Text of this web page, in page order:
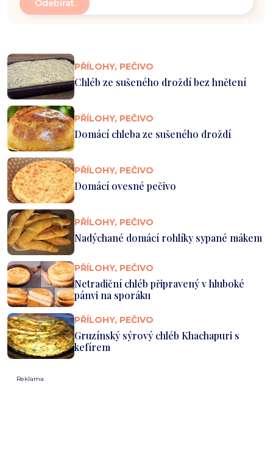
PŘÍLOHY, PEČIVO
Chléb ze sušeného droždí bez hnětení
PŘÍLOHY, PEČIVO
Domácí chleba ze sušeného droždí
PŘÍLOHY, PEČIVO
Domácí ovesné pečivo
PŘÍLOHY, PEČIVO
Nadýchané domácí rohlíky sypané mákem
PŘÍLOHY, PEČIVO
Netradiční chléb připravený v hluboké
pánvi na sporáku
PŘÍLOHY, PEČIVO
Gruzínský sýrový chléb Khachapuri s
kefírem
Reklama